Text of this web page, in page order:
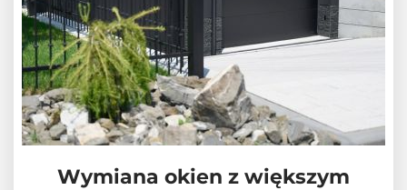
Wymiana okien z większym